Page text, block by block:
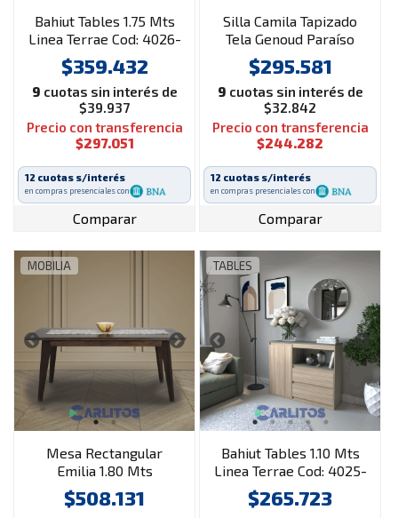
Bahiut Tables 1.75 Mts
Linea Terrae Cod: 4026-
Ccs-Cocobolo-Safari
$359.432
9 cuotas sin interés de
$39.937
Precio con transferencia
$297.051
12 cuotas s/interés
en compras presenciales con
Comparar
Silla Camila Tapizado
Tela Genoud Paraíso
Roble
$295.581
9 cuotas sin interés de
$32.842
Precio con transferencia
$244.282
12 cuotas s/interés
en compras presenciales con
Comparar
MOBILIA
Mesa Rectangular
Emilia 1.80 Mts
Castagno
$508.131
TABLES
Bahiut Tables 1.10 Mts
Linea Terrae Cod: 4025-
Ccs-Cocobolo-Safari
$265.723